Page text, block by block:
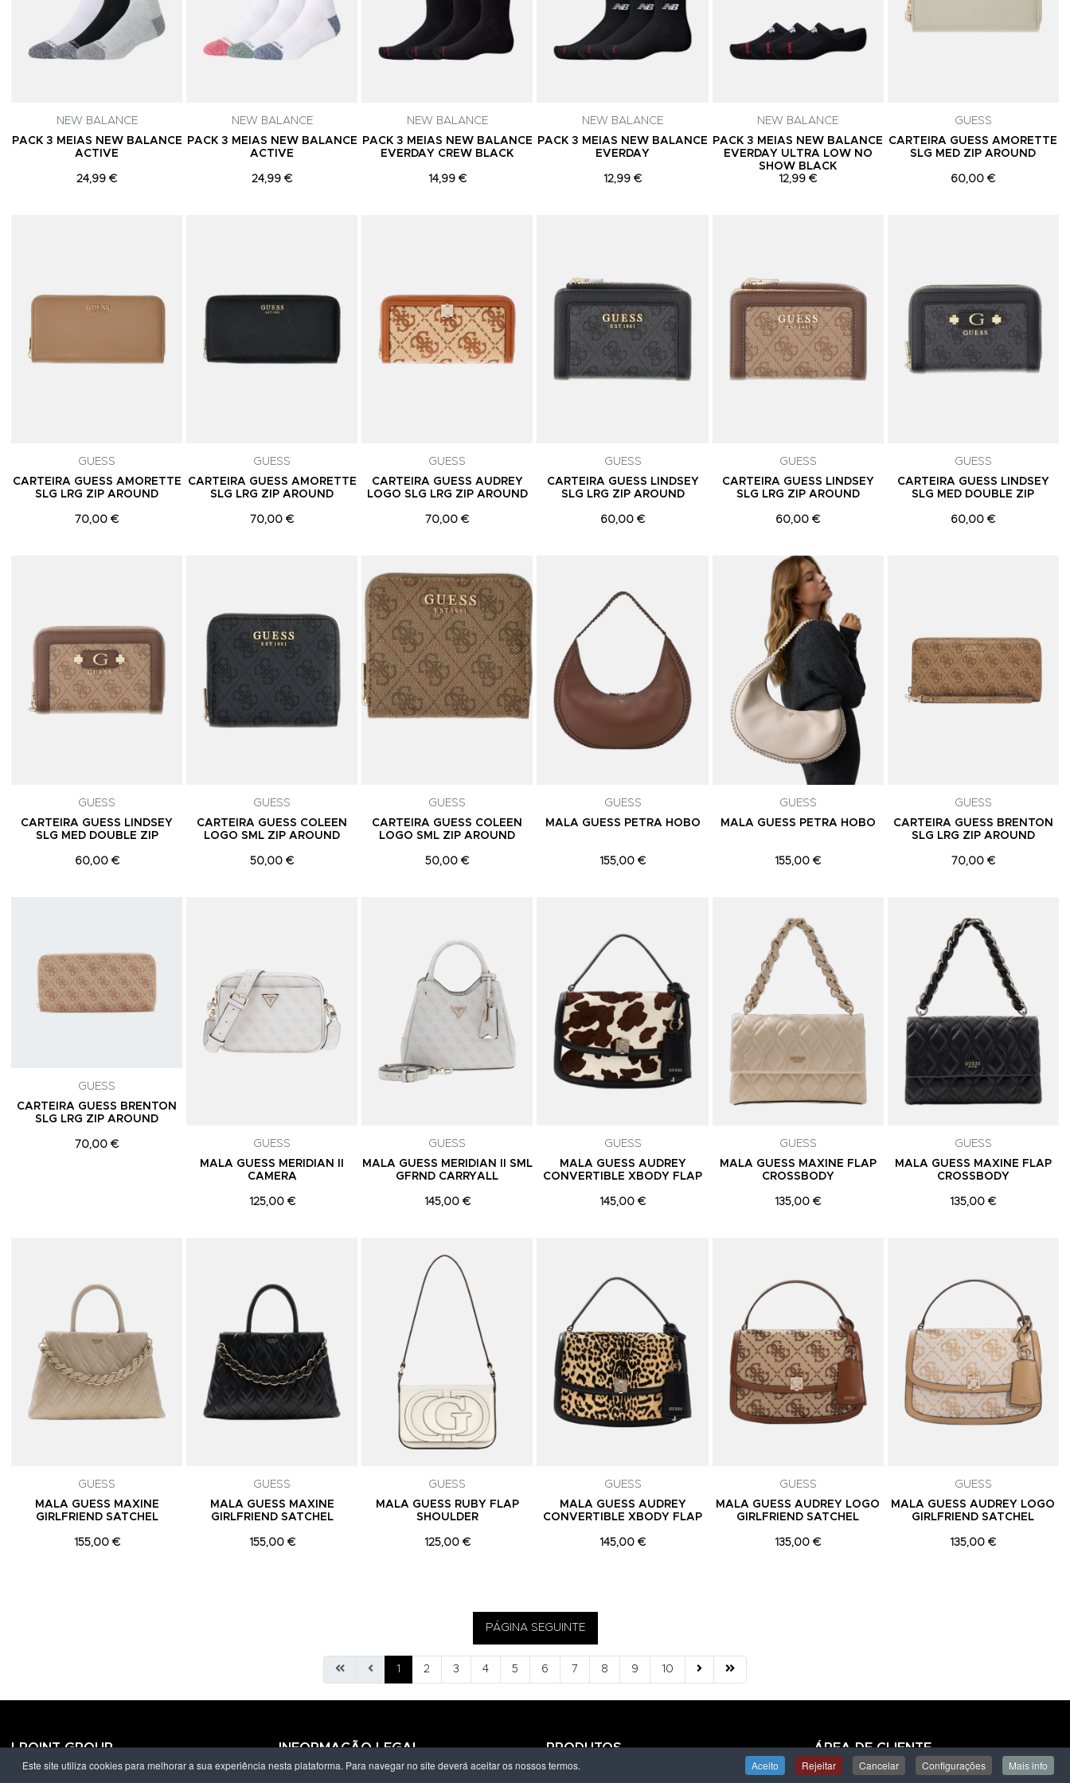
NEW BALANCE
PACK 3 MEIAS NEW BALANCE
ACTIVE
24,99 €
NEW BALANCE
PACK 3 MEIAS NEW BALANCE
ACTIVE
24,99 €
NEW BALANCE
PACK 3 MEIAS NEW BALANCE
EVERDAY CREW BLACK
14,99 €
NEW BALANCE
PACK 3 MEIAS NEW BALANCE
EVERDAY
12,99 €
NEW BALANCE
PACK 3 MEIAS NEW BALANCE
EVERDAY ULTRA LOW NO
SHOW BLACK
12,99 €
GUESS
CARTEIRA GUESS AMORETTE
SLG MED ZIP AROUND
60,00 €
GUESS
CARTEIRA GUESS AMORETTE
SLG LRG ZIP AROUND
70,00 €
GUESS
CARTEIRA GUESS AMORETTE
SLG LRG ZIP AROUND
70,00 €
GUESS
CARTEIRA GUESS AUDREY
LOGO SLG LRG ZIP AROUND
70,00 €
GUESS
CARTEIRA GUESS LINDSEY
SLG LRG ZIP AROUND
60,00 €
GUESS
CARTEIRA GUESS LINDSEY
SLG LRG ZIP AROUND
60,00 €
GUESS
CARTEIRA GUESS LINDSEY
SLG MED DOUBLE ZIP
60,00 €
GUESS
CARTEIRA GUESS LINDSEY
SLG MED DOUBLE ZIP
60,00 €
GUESS
CARTEIRA GUESS COLEEN
LOGO SML ZIP AROUND
50,00 €
GUESS
CARTEIRA GUESS COLEEN
LOGO SML ZIP AROUND
50,00 €
Adicionar aos Favoritos
GUESS
MALA GUESS PETRA HOBO
155,00 €
GUESS
MALA GUESS PETRA HOBO
155,00 €
GUESS
CARTEIRA GUESS BRENTON
SLG LRG ZIP AROUND
70,00 €
GUESS
CARTEIRA GUESS BRENTON
SLG LRG ZIP AROUND
70,00 €
GUESS
MALA GUESS MERIDIAN II
CAMERA
125,00 €
GUESS
MALA GUESS MERIDIAN II SML
GFRND CARRYALL
145,00 €
GUESS
MALA GUESS AUDREY
CONVERTIBLE XBODY FLAP
145,00 €
GUESS
MALA GUESS MAXINE FLAP
CROSSBODY
135,00 €
GUESS
MALA GUESS MAXINE FLAP
CROSSBODY
135,00 €
GUESS
MALA GUESS MAXINE
GIRLFRIEND SATCHEL
155,00 €
GUESS
MALA GUESS MAXINE
GIRLFRIEND SATCHEL
155,00 €
GUESS
MALA GUESS RUBY FLAP
SHOULDER
125,00 €
GUESS
MALA GUESS AUDREY
CONVERTIBLE XBODY FLAP
145,00 €
GUESS
MALA GUESS AUDREY LOGO
GIRLFRIEND SATCHEL
135,00 €
GUESS
MALA GUESS AUDREY LOGO
GIRLFRIEND SATCHEL
135,00 €
PÁGINA SEGUINTE
1 2 3 4 5 6 7 8 9 10
LPOINT GROUP INFORMAÇÃO LEGAL PRODUTOS ÁREA DE CLIENTE
comunicações de marketing. Podes cancelar a
subscrição a qualquer momento.
Este site utiliza cookies para melhorar a sua experiência nesta plataforma. Para navegar no site deverá aceitar os nossos termos. Aceito Rejeitar Cancelar Configurações Mais info